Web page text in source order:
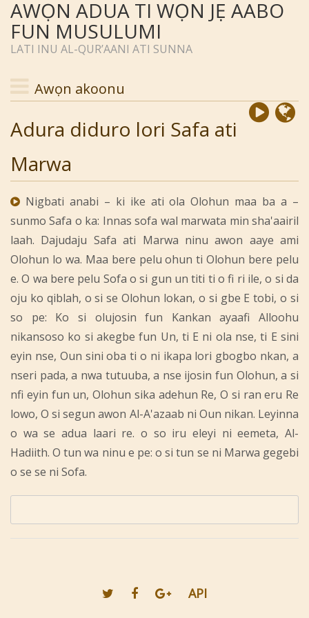
AWỌN ADUA TI WỌN JẸ AABO
FUN MUSULUMI
LATI INU AL-QUR’AANI ATI SUNNA
Awọn akoonu
Adura diduro lori Safa ati
Marwa
Nigbati anabi – ki ike ati ola Olohun maa ba a –
sunmo Safa o ka: Innas sofa wal marwata min sha'aairil
laah. Dajudaju Safa ati Marwa ninu awon aaye ami
Olohun lo wa. Maa bere pelu ohun ti Olohun bere pelu
e. O wa bere pelu Sofa o si gun un titi ti o fi ri ile, o si da
oju ko qiblah, o si se Olohun lokan, o si gbe E tobi, o si
so pe: Ko si olujosin fun Kankan ayaafi Alloohu
nikansoso ko si akegbe fun Un, ti E ni ola nse, ti E sini
eyin nse, Oun sini oba ti o ni ikapa lori gbogbo nkan, a
nseri pada, a nwa tutuuba, a nse ijosin fun Olohun, a si
nfi eyin fun un, Olohun sika adehun Re, O si ran eru Re
lowo, O si segun awon Al-A'azaab ni Oun nikan. Leyinna
o wa se adua laari re. o so iru eleyi ni eemeta, Al-
Hadiith. O tun wa ninu e pe: o si tun se ni Marwa gegebi
o se se ni Sofa.
API